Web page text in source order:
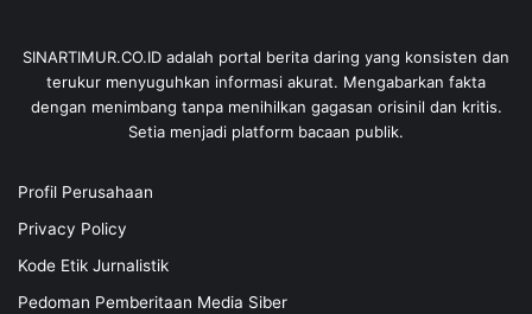
SINARTIMUR.CO.ID adalah portal berita daring yang konsisten dan
terukur menyuguhkan informasi akurat. Mengabarkan fakta
dengan menimbang tanpa menihilkan gagasan orisinil dan kritis.
Setia menjadi platform bacaan publik.
Profil Perusahaan
Privacy Policy
Kode Etik Jurnalistik
Pedoman Pemberitaan Media Siber